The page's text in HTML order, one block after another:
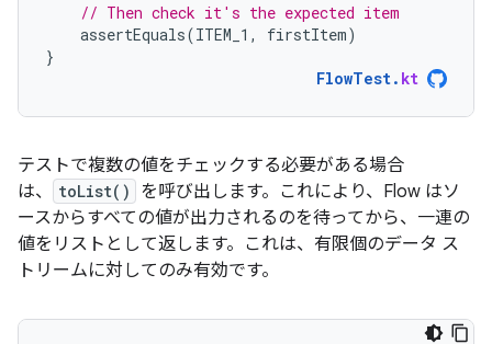
// Then check it's the expected item
assertEquals(ITEM_1 , firstItem)
}
FlowTest. kt
テストで複数の値をチェックする必要がある場合
は、
toList()
を呼び出します。これにより、Flow はソ
ースからすべての値が出力されるのを待ってから、一連の
値をリストとして返します。これは、有限個のデータ ス
トリームに対してのみ有効です。